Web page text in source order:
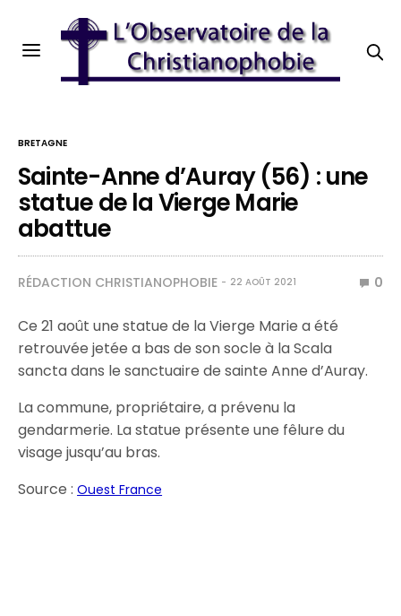
BRETAGNE
Sainte-Anne d’Auray (56) : une
statue de la Vierge Marie
abattue
RÉDACTION CHRISTIANOPHOBIE 22 AOÛT 2021 0
Ce 21 août une statue de la Vierge Marie a été
retrouvée jetée a bas de son socle à la Scala
sancta dans le sanctuaire de sainte Anne d’Auray.
La commune, propriétaire, a prévenu la
gendarmerie. La statue présente une fêlure du
visage jusqu’au bras.
Source :Ouest France